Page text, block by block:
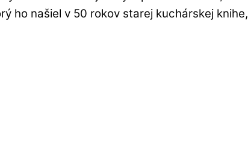
ho našiel v 50 rokov starej kuchárskej